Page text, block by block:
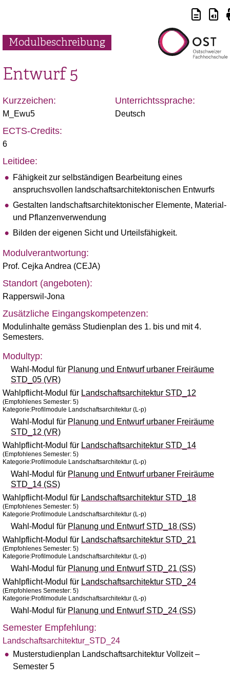
Modulbeschreibung
Entwurf 5
Kurzzeichen:
M_Ewu5
Unterrichtssprache:
Deutsch
ECTS-Credits:
6
Leitidee:
Fähigkeit zur selbständigen Bearbeitung eines
anspruchsvollen landschaftsarchitektonischen Entwurfs
Gestalten landschaftsarchitektonischer Elemente, Material-
und Pflanzenverwendung
Bilden der eigenen Sicht und Urteilsfähigkeit.
Modulverantwortung:
Prof. Cejka Andrea (CEJA)
Standort (angeboten):
Rapperswil-Jona
Zusätzliche Eingangskompetenzen:
Modulinhalte gemäss Studienplan des 1. bis und mit 4.
Semesters.
Modultyp:
Wahl-Modul für Planung und Entwurf urbaner Freiräume
STD_05 (VR)
Wahlpflicht-Modul für Landschaftsarchitektur STD_12
(Empfohlenes Semester: 5)
Kategorie:Profilmodule Landschaftsarchitektur (L-p)
Wahl-Modul für Planung und Entwurf urbaner Freiräume
STD_12 (VR)
Wahlpflicht-Modul für Landschaftsarchitektur STD_14
(Empfohlenes Semester: 5)
Kategorie:Profilmodule Landschaftsarchitektur (L-p)
Wahl-Modul für Planung und Entwurf urbaner Freiräume
STD_14 (SS)
Wahlpflicht-Modul für Landschaftsarchitektur STD_18
(Empfohlenes Semester: 5)
Kategorie:Profilmodule Landschaftsarchitektur (L-p)
Wahl-Modul für Planung und Entwurf STD_18 (SS)
Wahlpflicht-Modul für Landschaftsarchitektur STD_21
(Empfohlenes Semester: 5)
Kategorie:Profilmodule Landschaftsarchitektur (L-p)
Wahl-Modul für Planung und Entwurf STD_21 (SS)
Wahlpflicht-Modul für Landschaftsarchitektur STD_24
(Empfohlenes Semester: 5)
Kategorie:Profilmodule Landschaftsarchitektur (L-p)
Wahl-Modul für Planung und Entwurf STD_24 (SS)
Semester Empfehlung:
Landschaftsarchitektur_STD_24
Musterstudienplan Landschaftsarchitektur Vollzeit –
Semester 5